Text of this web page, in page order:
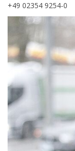
+49 02354 9254-0